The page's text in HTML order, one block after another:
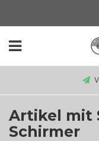
Artikel mit
Schirmer